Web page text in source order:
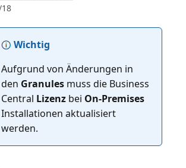
Wichtig
Aufgrund von Änderungen in
den Granules muss die Business
Central Lizenz bei On-Premises
Installationen aktualisiert
werden.